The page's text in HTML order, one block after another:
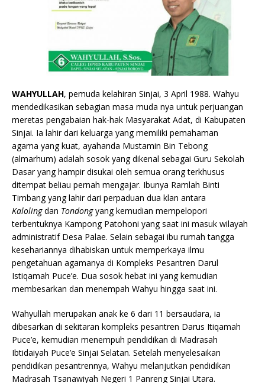
WAHYULLAH, pemuda kelahiran Sinjai, 3 April 1988. Wahyu
mendedikasikan sebagian masa muda nya untuk perjuangan
meretas pengabaian hak-hak Masyarakat Adat, di Kabupaten
Sinjai. Ia lahir dari keluarga yang memiliki pemahaman
agama yang kuat, ayahanda Mustamin Bin Tebong
(almarhum) adalah sosok yang dikenal sebagai Guru Sekolah
Dasar yang hampir disukai oleh semua orang terkhusus
ditempat beliau pernah mengajar. Ibunya Ramlah Binti
Timbang yang lahir dari perpaduan dua klan antara
Kalolingdan Tondongyang kemudian mempelopori
terbentuknya Kampong Patohoni yang saat ini masuk wilayah
administratif Desa Palae. Selain sebagai ibu rumah tangga
kesehariannya dihabiskan untuk memperkaya ilmu
pengetahuan agamanya di Kompleks Pesantren Darul
Istiqamah Puce’e. Dua sosok hebat ini yang kemudian
membesarkan dan menempah Wahyu hingga saat ini.
Wahyullah merupakan anak ke 6 dari 11 bersaudara, ia
dibesarkan di sekitaran kompleks pesantren Darus Itiqamah
Puce’e, kemudian menempuh pendidikan di Madrasah
Ibtidaiyah Puce’e Sinjai Selatan. Setelah menyelesaikan
pendidikan pesantrennya, Wahyu melanjutkan pendidikan
Madrasah Tsanawiyah Negeri 1 Panreng Sinjai Utara.